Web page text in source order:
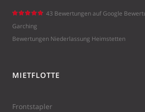
Schefer
Mietstaple
5 Sternen
43 Bewertungen auf Google
Garching
Bewertungen Niederlassung Heimstetten
MIETFLOTTE
Frontstapler